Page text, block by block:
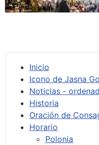
Inicio
Icono de Jasna
Noticias -
Historia
Oración de
Horario
Polonia